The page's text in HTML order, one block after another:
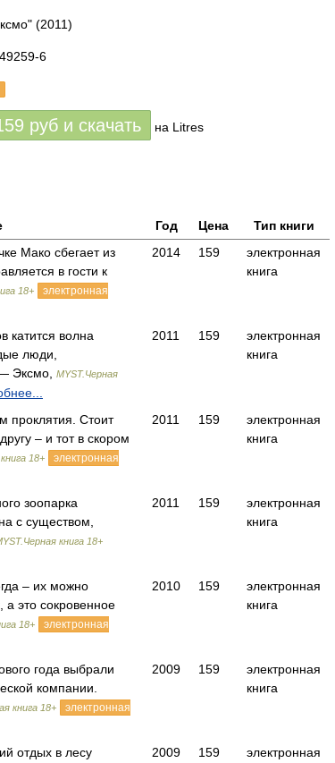
(2011)
6
руб и скачать на Litres
Год Цена
Тип книги
Мако сбегает из
в гости к
18+
электронная
2014 159
электронная
книга
катится волна
люди,
Эксмо,
MYST.Черная
2011 159
электронная
книга
проклятия. Стоит
– и тот в скором
18+
электронная
2011 159
электронная
книга
зоопарка
с существом,
книга 18+
2011 159
электронная
книга
– их можно
а это сокровенное
18+
электронная
2010 159
электронная
книга
года выбрали
компании.
книга 18+
электронная
2009 159
электронная
книга
отдых в лесу
2009 159
электронная